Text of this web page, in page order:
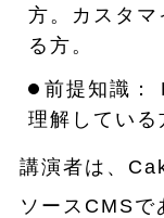
方。カスタ
る方。
前提知識：
理解している
講演者は、
ソースCMS